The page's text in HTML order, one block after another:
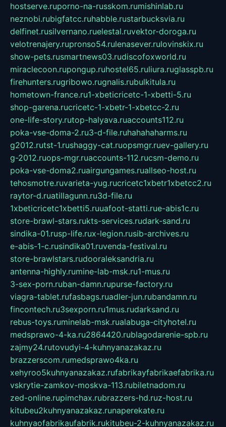
hostserve.ruporno-na-russkom.rumishinlab.ru
neznobi.rubigfatcc.ruhabble.rustarbucksvia.ru
delfinet.rusilvernano.ruelestal.ruvektor-doroga.ru
velotrenajery.rupronso54.rulenasever.rulovinskix.ru
show-pets.rusmartnews03.rudiscofoxworld.ru
miraclecoon.rupongup.ruhostel65.ruliura.ruglasspb.ru
firehunters.rugribowo.rugnalis.rubulkitula.ru
hometown-france.ru1-xbeticricetc-1-xbetti-5.ru
shop-garena.rucricetc-1-xbetr-1-xbetcc-2.ru
one-life-story.rutop-halyava.ruaccounts112.ru
poka-vse-doma-2.ru3-d-file.ruhahahaharms.ru
g2012.rutst-1.rushaggy-cat.ruopsmgr.ruev-gallery.ru
g-2012.ruops-mgr.ruaccounts-112.rucsm-demo.ru
poka-vse-doma2.ruairgungames.ruallseo-host.ru
tehosmotre.ruvarieta-yug.rucricetc1xbetr1xbetcc2.ru
raytor-d.ruatillagunn.ru3d-file.ru
1xbeticricetc1xbetti5.ruuafoot-statti.rue-abis1c.ru
store-brawl-stars.rukts-services.rudark-sand.ru
sindika-01.rusp-life.rux-legion.rusib-archives.ru
e-abis-1-c.rusindika01.ruvenda-festival.ru
store-brawlstars.rudooraleksandria.ru
antenna-highly.rumine-lab-msk.ru1-mus.ru
3-sex-porn.ruban-damn.rupurse-factory.ru
viagra-tablet.rufasbags.ruadler-jun.rubandamn.ru
fincontech.ru3sexporn.ru1mus.rudarksand.ru
rebus-toys.ruminelab-msk.rualabuga-cityhotel.ru
medsprawo-4-ka.ru2864420.rublagodarenie-spb.ru
zajmy24.rutovudyi-4-kuhnyanazakaz.ru
brazzerscom.rumedsprawo4ka.ru
xehyroo5kuhnyanazakaz.rufabrikayfabrikaefabrika.ru
vskrytie-zamkov-moskva-113.rubiletnadom.ru
zed-online.rupimchax.rubrazzers-hd.ruz-host.ru
kitubeu2kuhnyanazakaz.runaperekate.ru
kuhnyaofabrikaufabrik.rukitubeu-2-kuhnyanazakaz.ru